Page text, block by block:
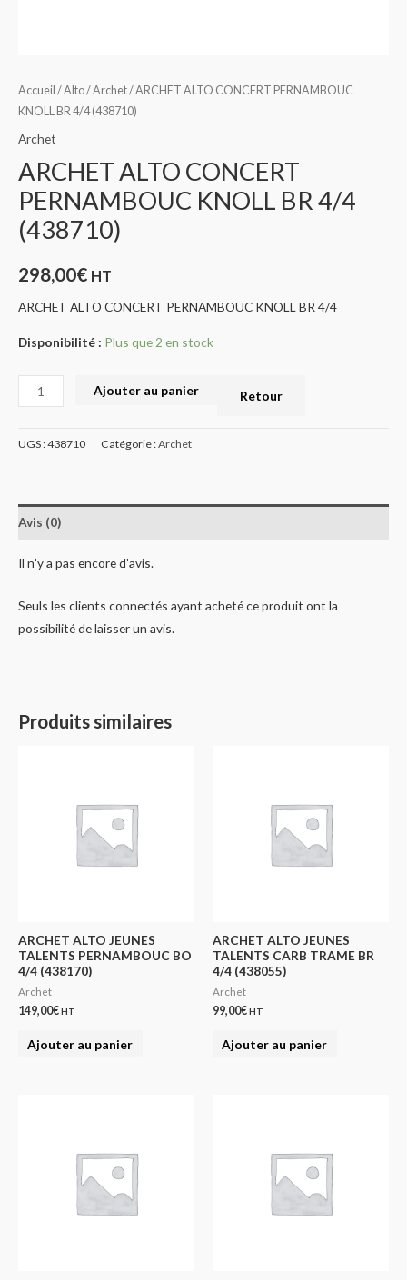
Accueil /Alto/Archet/ ARCHET ALTO CONCERT PERNAMBOUC
KNOLL BR 4/4 (438710)
Archet
ARCHET ALTO CONCERT
PERNAMBOUC KNOLL BR 4/4
(438710)
298,00€ HT
ARCHET ALTO CONCERT PERNAMBOUC KNOLL BR 4/4
Disponibilité : Plus que 2 en stock
Ajouter au panier Retour
UGS :438710 Catégorie :Archet
Avis (0)
Il n’y a pas encore d’avis.
Seuls les clients connectés ayant acheté ce produit ont la
possibilité de laisser un avis.
Produits similaires
ARCHET ALTO JEUNES
TALENTS PERNAMBOUC BO
4/4 (438170)
Archet
149,00€HT
Ajouter au panier
ARCHET ALTO JEUNES
TALENTS CARB TRAME BR
4/4 (438055)
Archet
99,00€HT
Ajouter au panier